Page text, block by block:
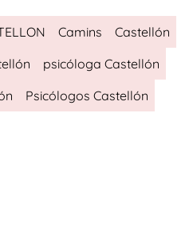
Camins
Castellón
psicóloga Castellón
Psicólogos Castellón